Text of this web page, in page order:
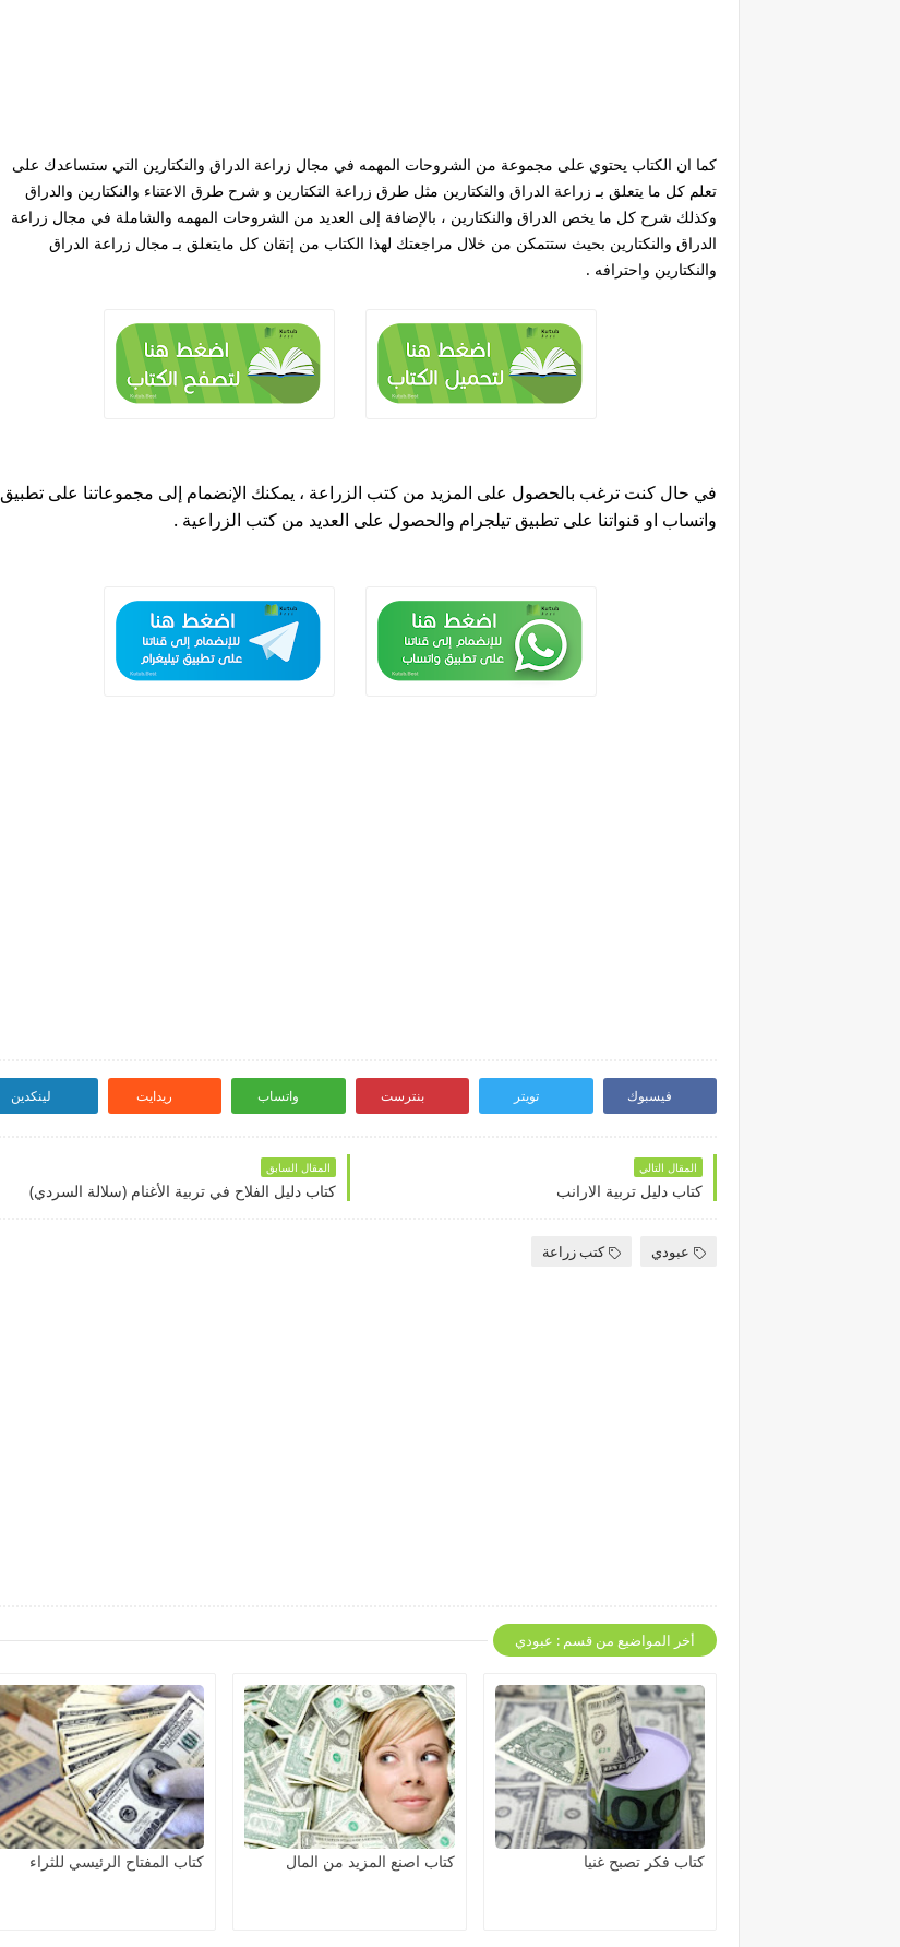
كما ان الكتاب يحتوي على مجموعة من الشروحات المهمه في مجال زراعة الدراق والنكتارين التي ستساعدك على
تعلم كل ما يتعلق بـ زراعة الدراق والنكتارين مثل طرق زراعة التكتارين و شرح طرق الاعتناء والنكتارين والدراق
وكذلك شرح كل ما يخص الدراق والنكتارين ، بالإضافة إلى العديد من الشروحات المهمه والشاملة في مجال زراعة
الدراق والنكتارين بحيث ستتمكن من خلال مراجعتك لهذا الكتاب من إتقان كل مايتعلق بـ مجال زراعة الدراق
والنكتارين واحترافه .
في حال كنت ترغب بالحصول على المزيد من كتب الزراعة ، يمكنك الإنضمام إلى مجموعاتنا على تطبيق
واتساب او قنواتنا على تطبيق تيلجرام والحصول على العديد من كتب الزراعية .
فيسبوك تويتر بنترست واتساب ريدايت لينكدين
المقال التالي
كتاب دليل تربية الارانب
المقال السابق
كتاب دليل الفلاح في تربية الأغنام (سلالة السردي)
عبودي كتب زراعة
أخر المواضيع من قسم : عبودي
كتاب فكر تصبح غنيا كتاب اصنع المزيد من المال كتاب المفتاح الرئيسي للثراء